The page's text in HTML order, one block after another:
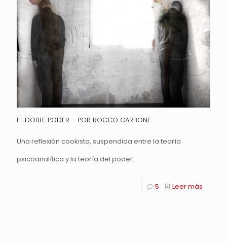
EL DOBLE PODER – POR ROCCO CARBONE
Una reflexión cookista, suspendida entre la teoría
psicoanalítica y la teoría del poder.
5 Leer más